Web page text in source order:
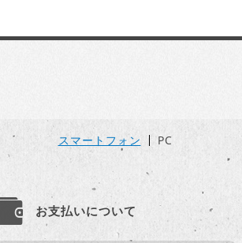
スマートフォン PC
お支払いについて